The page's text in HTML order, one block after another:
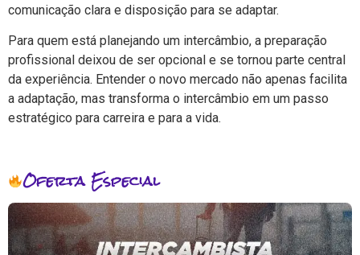
comunicação clara e disposição para se adaptar.
Para quem está planejando um intercâmbio, a preparação
profissional deixou de ser opcional e se tornou parte central
da experiência. Entender o novo mercado não apenas facilita
a adaptação, mas transforma o intercâmbio em um passo
estratégico para carreira e para a vida.
Oferta Especial